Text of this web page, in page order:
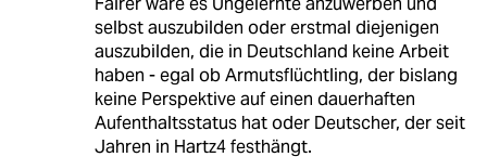
selbst auszubilden oder erstmal diejenigen
auszubilden, die in Deutschland keine Arbeit
haben - egal ob Armutsflüchtling, der bislang
keine Perspektive auf einen dauerhaften
Aufenthaltsstatus hat oder Deutscher, der seit
Jahren in Hartz4 festhängt.